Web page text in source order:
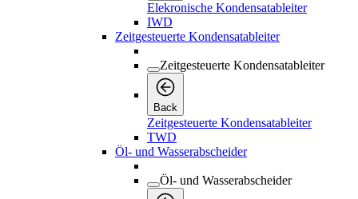
Elekronische Kondensatableiter
IWD
Zeitgesteuerte Kondensatableiter
Zeitgesteuerte Kondensatableiter
Back
Zeitgesteuerte Kondensatableiter
TWD
Öl- und Wasserabscheider
Öl- und Wasserabscheider